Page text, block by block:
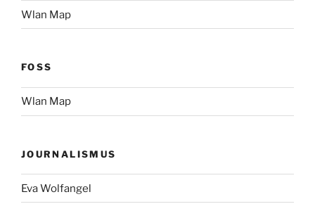
Wlan Map
FOSS
Wlan Map
JOURNALISMUS
Eva Wolfangel